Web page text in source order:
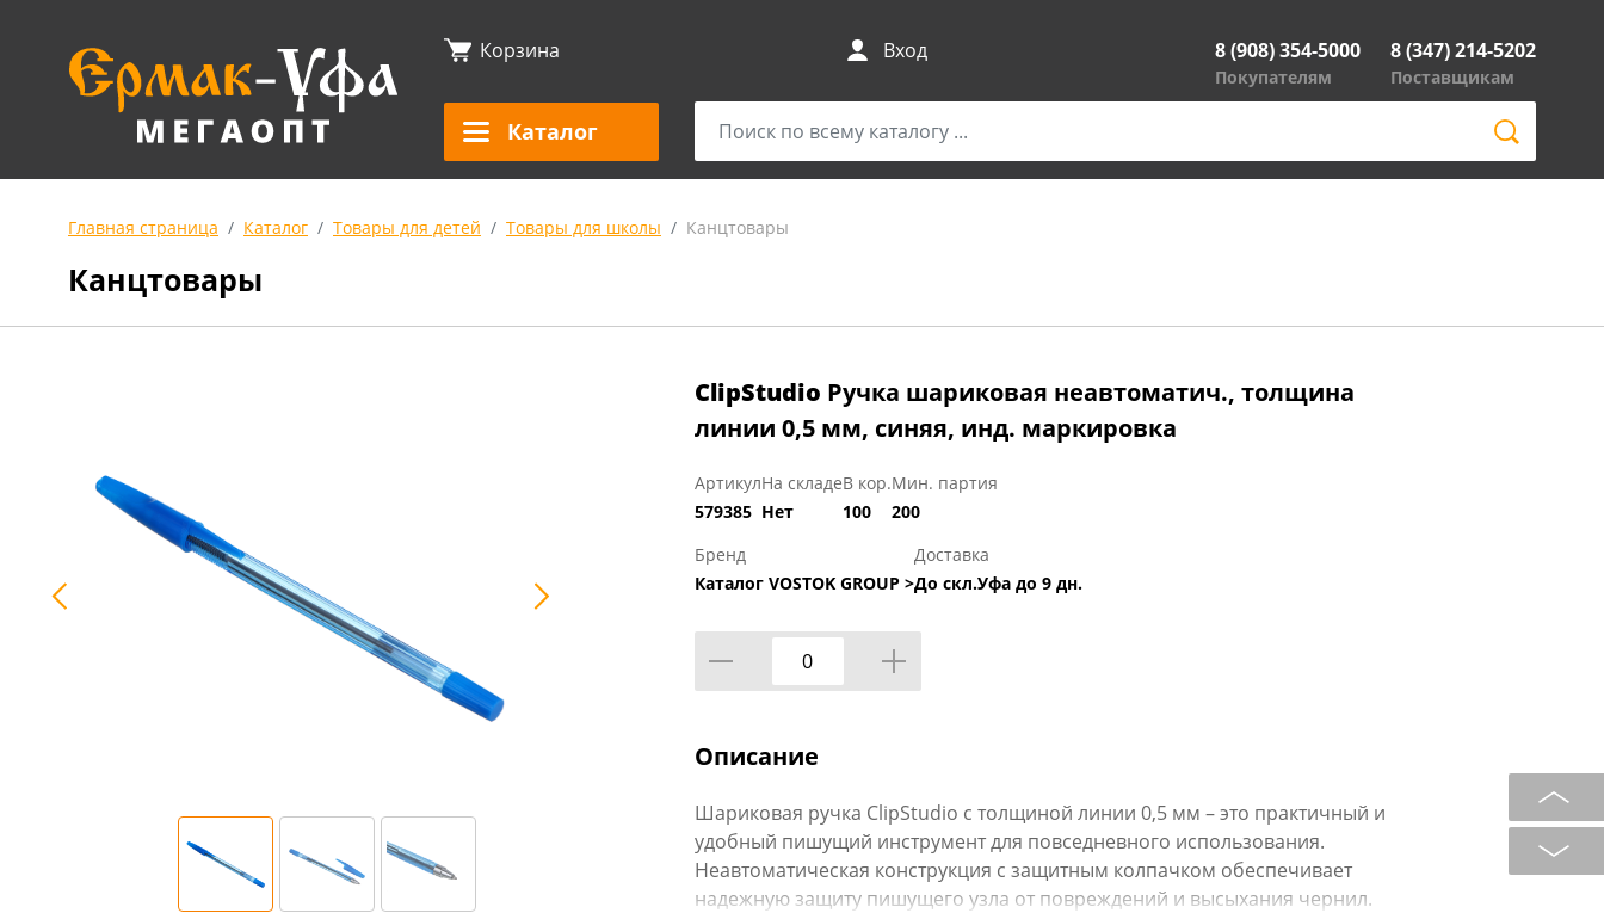
Корзина Вход 8 (908) 354-5000
Покупателям
8 (347) 214-5202
Поставщикам
Каталог
Главная страница Каталог Товары для детей Товары для школы Канцтовары
Канцтовары
ClipStudio Ручка шариковая неавтоматич., толщина
линии 0,5 мм, синяя, инд. маркировка
Артикул
579385
На складе
Нет
В кор.
100
Мин. партия
200
Бренд
Каталог VOSTOK GROUP >
Доставка
До скл.Уфа до 9 дн.
Описание
Шариковая ручка ClipStudio с толщиной линии 0,5 мм – это практичный и
удобный пишущий инструмент для повседневного использования.
Неавтоматическая конструкция с защитным колпачком обеспечивает
надежную защиту пишущего узла от повреждений и высыхания чернил.